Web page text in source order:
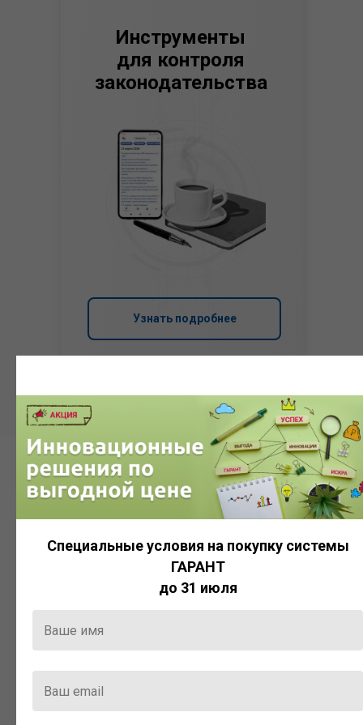
Узнать подробнее
Инструменты
для контроля
законодательства
Компания «Гарант» стала
победителем премии «Время
Система
ГАРАНТ
Актуальная правовая информация
и инструменты для максимально
эффективной работы с ней.
Специальные условия на покупку системы
ГАРАНТ
до 31 июля